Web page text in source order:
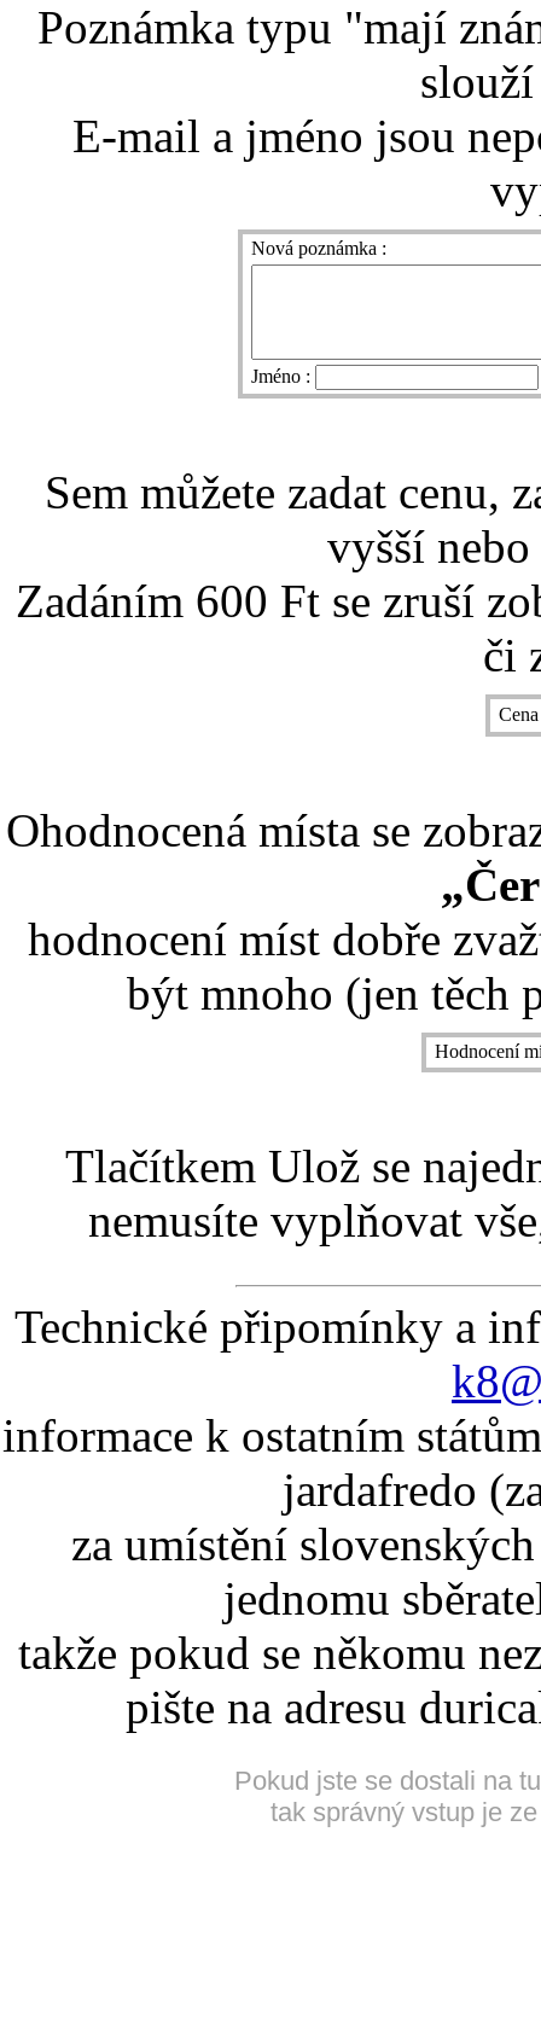
Poznámka typu "mají
E-mail a jméno jsou
Nová poznámka :
Jméno :
Sem můžete zadat cenu,
vyšší
Zadáním 600 Ft se zruší
či
Ohodnocená místa se
hodnocení míst dobře
být mnoho (jen těch
Hodnocení
Tlačítkem Ulož se
nemusíte vyplňovat
Technické připomínky a
informace k ostatním
jardafredo
za umístění
jednomu
takže pokud se někomu
pište na adresu
Pokud jste se dostali na
tak správný vstup je